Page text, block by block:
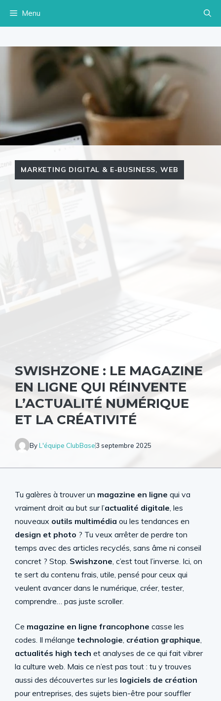
Menu
MARKETING DIGITAL & E-BUSINESS, WEB
SWISHZONE : LE MAGAZINE
EN LIGNE QUI RÉINVENTE
L’ACTUALITÉ NUMÉRIQUE
ET LA CRÉATIVITÉ
ByL'équipe ClubBase3 septembre 2025
Tu galères à trouver un magazine en ligne qui va
vraiment droit au but sur l’actualité digitale, les
nouveaux outils multimédia ou les tendances en
design et photo ? Tu veux arrêter de perdre ton
temps avec des articles recyclés, sans âme ni conseil
concret ? Stop. Swishzone, c’est tout l’inverse. Ici, on
te sert du contenu frais, utile, pensé pour ceux qui
veulent avancer dans le numérique, créer, tester,
comprendre… pas juste scroller.
Ce magazine en ligne francophone casse les
codes. Il mélange technologie, création graphique,
actualités high tech et analyses de ce qui fait vibrer
la culture web. Mais ce n’est pas tout : tu y trouves
aussi des découvertes sur les logiciels de création
pour entreprises, des sujets bien-être pour souffler